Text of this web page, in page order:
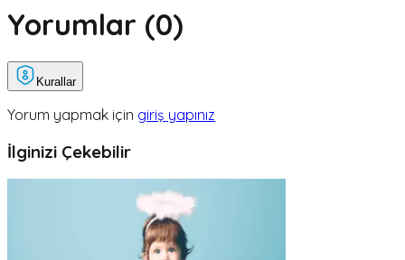
Yorumlar (0)
Kurallar
Yorum yapmak için giriş yapınız
İlginizi Çekebilir